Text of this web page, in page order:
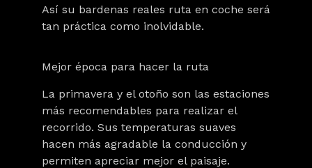
Así su bardenas reales ruta en coche será
tan práctica como inolvidable.
Mejor época para hacer la ruta
La primavera y el otoño son las estaciones
más recomendables para realizar el
recorrido. Sus temperaturas suaves
hacen más agradable la conducción y
permiten apreciar mejor el paisaje.